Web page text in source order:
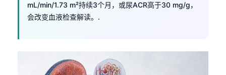
mL/min/1.73 m²持续3个月，或尿ACR高于30 mg/g，
会改变血液检查解读。.